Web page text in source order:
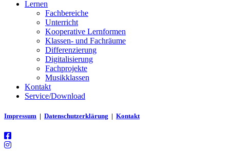
Lernen
Fachbereiche
Unterricht
Kooperative Lernformen
Klassen- und Fachräume
Differenzierung
Digitalisierung
Fachprojekte
Musikklassen
Kontakt
Service/Download
Impressum | Datenschutzerklärung | Kontakt